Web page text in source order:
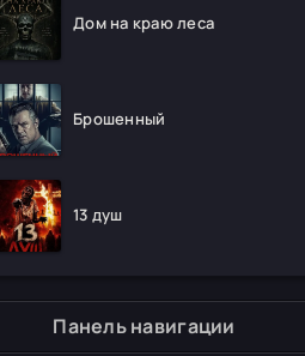
Дом на краю леса
Брошенный
13 душ
Панель навигации